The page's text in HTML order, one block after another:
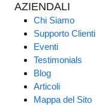
AZIENDALI
Chi Siamo
Supporto Clienti
Eventi
Testimonials
Blog
Articoli
Mappa del Sito